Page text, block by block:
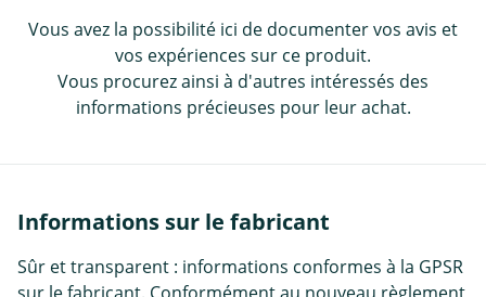
Vous avez la possibilité ici de documenter vos avis et
vos expériences sur ce produit.
Vous procurez ainsi à d'autres intéressés des
informations précieuses pour leur achat.
Informations sur le fabricant
Sûr et transparent : informations conformes à la GPSR